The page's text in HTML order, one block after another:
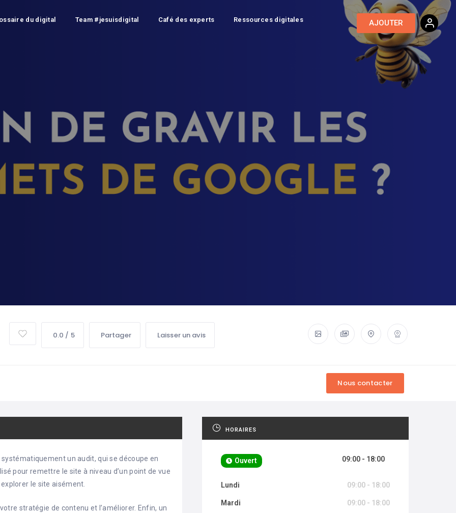
du digital Team #jesuisdigital Café des experts Ressources digitales AJOUTER
0.0 / 5 Partager Laisser un avis
un audit, qui se découpe en
pour remettre le site à niveau d’un point de vue
le site aisément.
stratégie de contenu et l’améliorer. Enfin, un
HORAIRES
Ouvert 09:00 - 18:00
Lundi 09:00 - 18:00
Mardi 09:00 - 18:00